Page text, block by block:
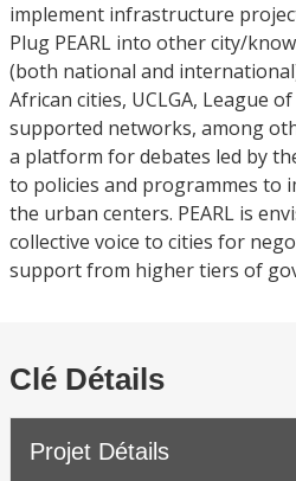
implement infrastructure
Plug PEARL into other city/
(both national and
African cities, UCLGA, League
supported networks, among
a platform for debates led by
to policies and programmes to
the urban centers. PEARL is
collective voice to cities for
support from higher tiers of
Clé Détails
Projet Détails